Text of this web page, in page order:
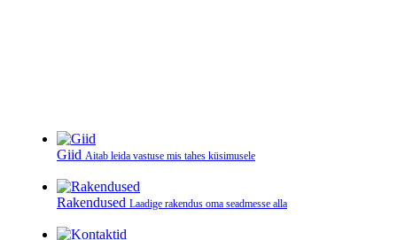
Giid Aitab leida vastuse mis tahes küsimusele
Rakendused Laadige rakendus oma seadmesse alla